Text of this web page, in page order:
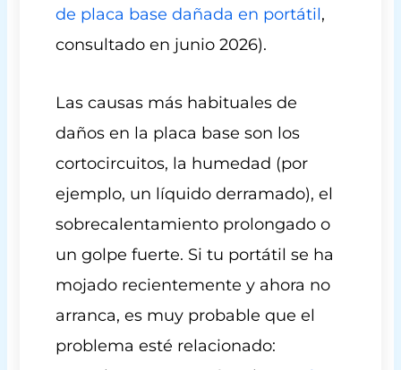
de placa base dañada en portátil,
consultado en junio 2026).
Las causas más habituales de
daños en la placa base son los
cortocircuitos, la humedad (por
ejemplo, un líquido derramado), el
sobrecalentamiento prolongado o
un golpe fuerte. Si tu portátil se ha
mojado recientemente y ahora no
arranca, es muy probable que el
problema esté relacionado: